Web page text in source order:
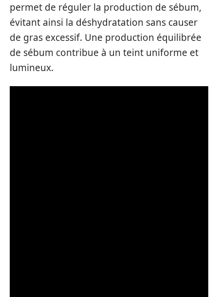
permet de réguler la production de sébum,
évitant ainsi la déshydratation sans causer
de gras excessif. Une production équilibrée
de sébum contribue à un teint uniforme et
lumineux.